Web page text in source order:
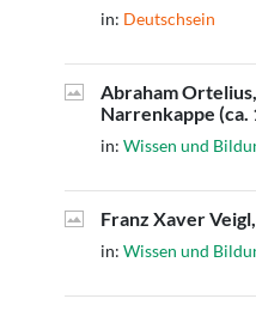
in: Deutschsein
Abraham
Narrenkappe (ca.
in: Wissen und
Franz Xaver
in: Wissen und